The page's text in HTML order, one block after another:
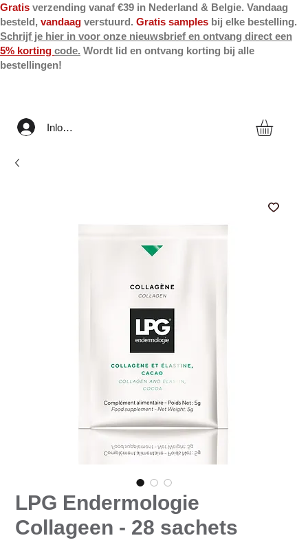
Gratis verzending vanaf €39 in Nederland & Belgie. Vandaag
besteld, vandaag verstuurd. Gratis samples bij elke bestelling.
Schrijf je hier in voor onze nieuwsbrief en ontvang direct een
5% korting code. Wordt lid en ontvang korting bij alle
bestellingen!
Inloggen
LPG Endermologie
Collageen - 28 sachets